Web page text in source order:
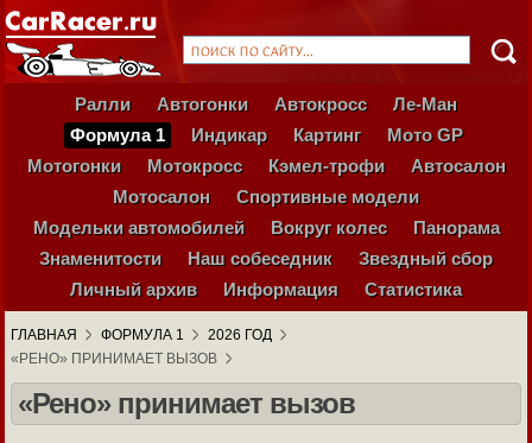
Ралли Автогонки Автокросс
Ле-Ман
Формула 1
Индикар Картинг
Мото GP
Мотогонки
Мотокросс Кэмел-трофи
Автосалон
Мотосалон
Спортивные модели
Модельки автомобилей
Вокруг колес
Панорама
Знаменитости
Наш собеседник
Звездный сбор
Личный архив
Информация Статистика
ГЛАВНАЯ ФОРМУЛА 1
2026 ГОД
«РЕНО» ПРИНИМАЕТ ВЫЗОВ
«Рено» принимает вызов